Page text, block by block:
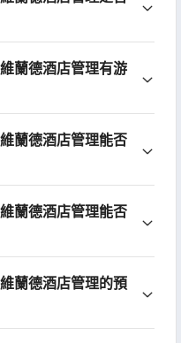
蘭德酒店管理有游
蘭德酒店管理能否
蘭德酒店管理能否
蘭德酒店管理的預